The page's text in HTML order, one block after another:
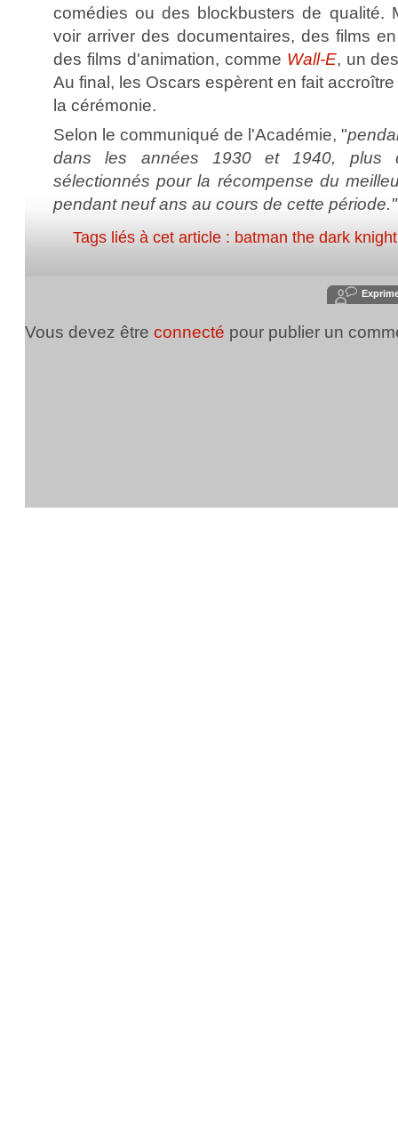
comédies ou des blockbusters de qualité.
voir arriver des documentaires, des films
des films d'animation, comme Wall-E, un
Au final, les Oscars espèrent en fait
la cérémonie.
Selon le communiqué de l'Académie, "
dans les années 1930 et 1940, plus
sélectionnés pour la récompense du
pendant neuf ans au cours de cette période."
Tags liés à cet article : batman the dark knight
Vous devez être connecté pour publier un